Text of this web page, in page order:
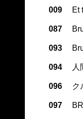
009 Et
087
093
094
096 ク
097